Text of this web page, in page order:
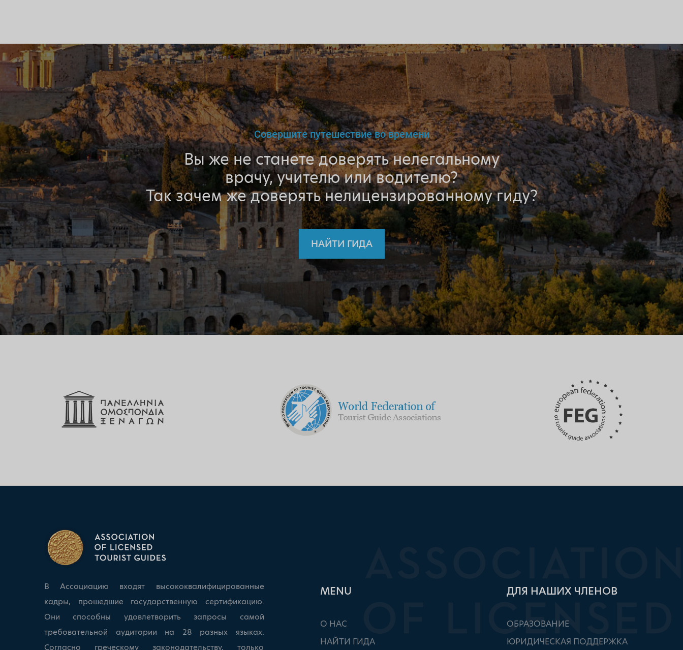
Совершите путешествие во времени
Вы же не станете доверять нелегальному
врачу, учителю или водителю?
Так зачем же доверять нелицензированному гиду?
НАЙТИ ГИДА
В Ассоциацию входят высококвалифицированные
кадры, прошедшие государственную сертификацию.
Они способны удовлетворить запросы самой
требовательной аудитории на 28 разных языках.
Согласно греческому законодательству, только
ΜΕΝU
О НАС
НАЙТИ ГИДА
ДЛЯ НАШИХ ЧЛЕНОВ
ОБРАЗОВАНИЕ
ЮРИДИЧЕСКАЯ ПОДДЕРЖКА